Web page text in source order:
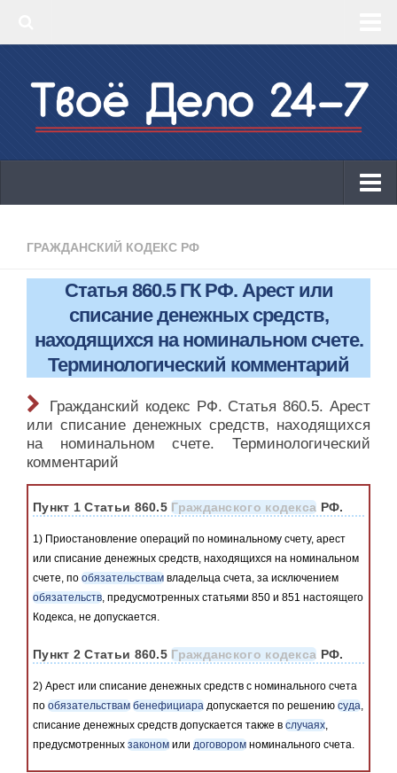
‣ КБК 2019
КБК 2019
ОКВЭД 2019
Законодательство
ГРАЖДАНСКИЙ КОДЕКС РФ
Статья 860.5 ГК РФ. Арест или
списание денежных средств,
находящихся на номинальном счете.
Терминологический комментарий
Гражданский кодекс РФ. Статья 860.5. Арест
или списание денежных средств, находящихся
на номинальном счете. Терминологический
комментарий
Пункт 1 Статьи 860.5Гражданского кодекса РФ.
1) Приостановление операций по номинальному счету, арест
или списание денежных средств, находящихся на номинальном
счете, по обязательствам владельца счета, за исключением
обязательств, предусмотренных статьями 850 и 851 настоящего
Кодекса, не допускается.
Пункт 2 Статьи 860.5Гражданского кодекса РФ.
2) Арест или списание денежных средств с номинального счета
по обязательствам бенефициара допускается по решению суда,
списание денежных средств допускается также в случаях,
предусмотренных законом или договором номинального счета.